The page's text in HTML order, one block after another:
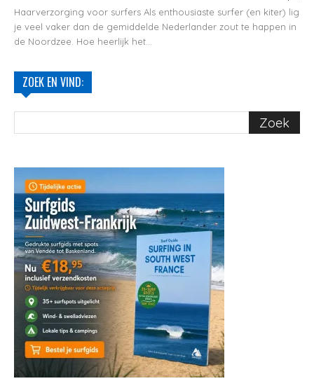
Haarverzorging voor surfers Als enthousiaste surfer (en kiter) lig
je veel vaker dan de gemiddelde Nederlander zout te happen in
de Noordzee. Hoe heerlijk het...
ZOEK EN VIND: